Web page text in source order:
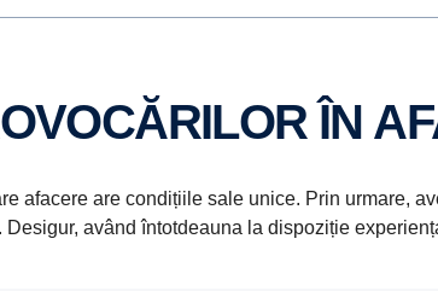
ÎN
afacere are condițiile sale unice. Prin urmare,
având întotdeauna la dispoziție